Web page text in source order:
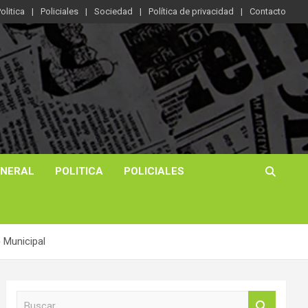
Policiales Sociedad Política de privacidad Contacto
POLITICA POLICIALES